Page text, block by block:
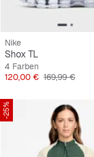
Nike
Shox TL
4 Farben
Preis
120,00 € Originalpreis
169,99 €
-25%